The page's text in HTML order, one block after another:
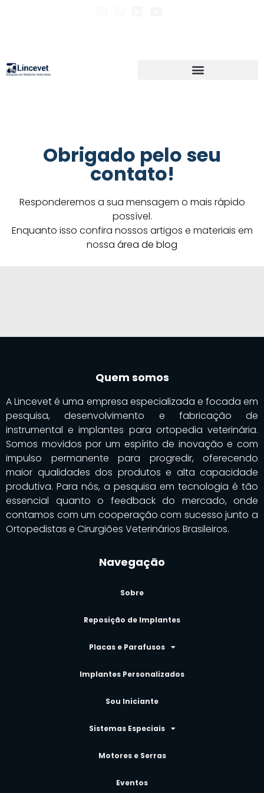
Obrigado pelo seu
contato!
Responderemos a sua mensagem o mais rápido
possível.
Enquanto isso confira nossos artigos e materiais em
nossa área de blog
Quem somos
A Lincevet é uma empresa especializada e focada em
pesquisa, desenvolvimento e fabricação de
instrumental e implantes para ortopedia veterinária.
Somos movidos por um espírito de inovação e com
impulso permanente para progredir, oferecendo
maior qualidades dos produtos e alta capacidade
produtiva. Para nós, a pesquisa em tecnologia é tão
essencial quanto o feedback do mercado, onde
contamos com um cooperação com sucesso junto a
Ortopedistas e Cirurgiões Veterinários Brasileiros.
Navegação
Sobre
Reposição de Implantes
Placas e Parafusos
Implantes Personalizados
Sou Iniciante
Sistemas Especiais
Motores e Serras
Eventos